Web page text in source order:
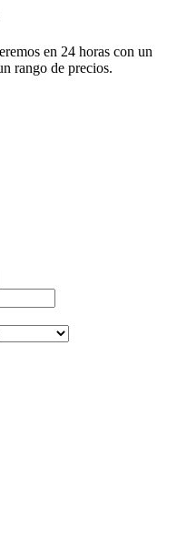
en 24 horas con un
rango de precios.